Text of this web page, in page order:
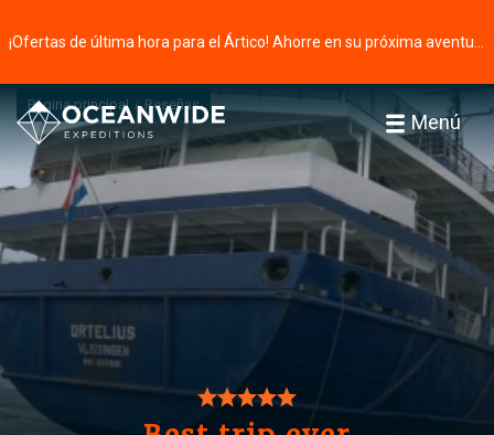
Menú
Página principal Reseñas